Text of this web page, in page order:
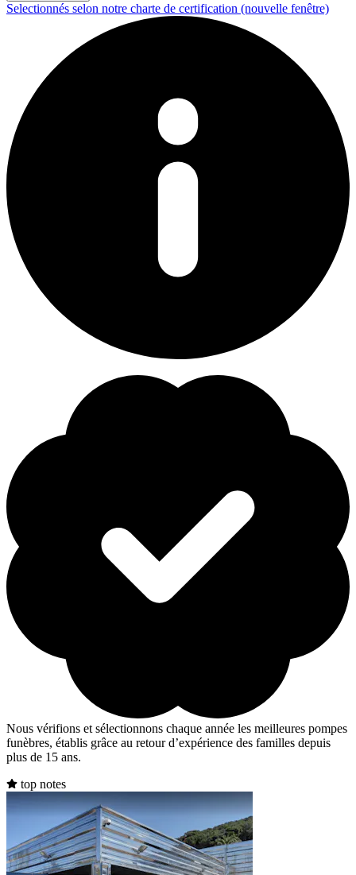
Selectionnés selon notre charte de certification (nouvelle fenêtre)
Nous vérifions et sélectionnons chaque année les meilleures pompes
funèbres, établis grâce au retour d’expérience des familles depuis
plus de 15 ans.
top notes